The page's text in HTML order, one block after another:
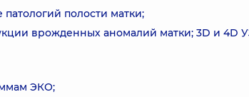
полости матки;
врожденных аномалий матки; 3D и 4D
ЭКО;